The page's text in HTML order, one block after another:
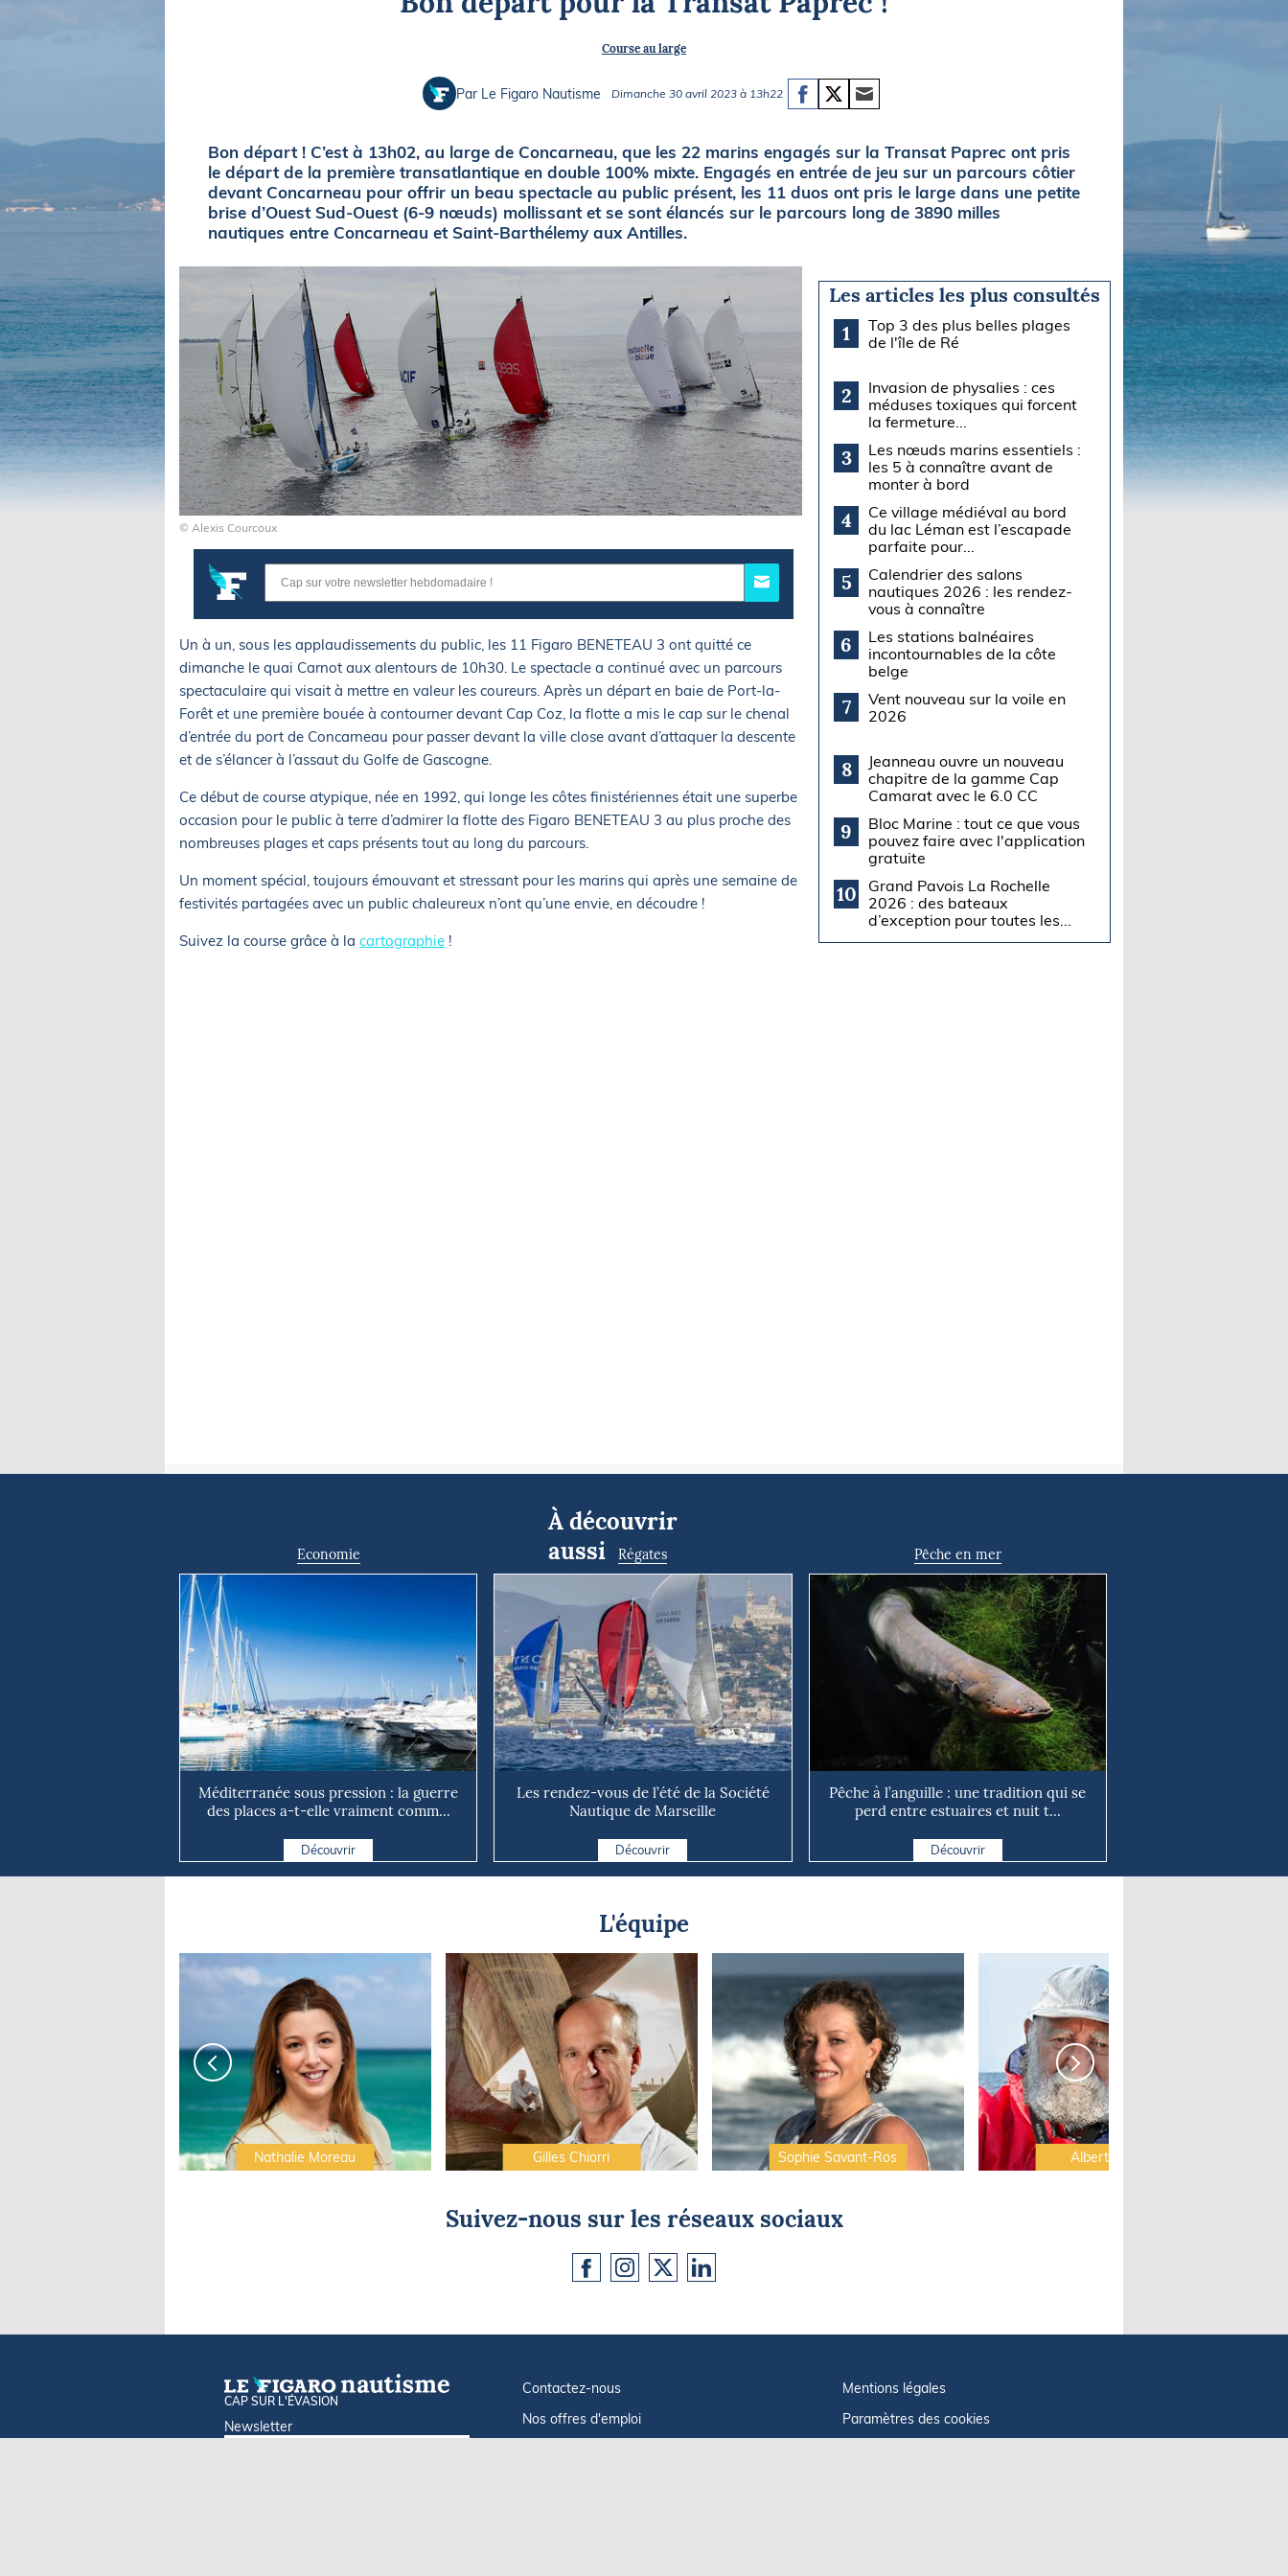
Plongée
Glisse
Briefings
Course au large
Par Le Figaro Nautisme Dimanche 30 avril 2023 à 13h22
Bon départ ! C’est à 13h02, au large de Concarneau, que les 22 marins engagés sur la Transat Paprec ont pris
le départ de la première transatlantique en double 100% mixte. Engagés en entrée de jeu sur un parcours côtier
devant Concarneau pour offrir un beau spectacle au public présent, les 11 duos ont pris le large dans une petite
brise d’Ouest Sud-Ouest (6-9 nœuds) mollissant et se sont élancés sur le parcours long de 3890 milles
nautiques entre Concarneau et Saint-Barthélemy aux Antilles.
© Alexis Courcoux
Un à un, sous les applaudissements du public, les 11 Figaro BENETEAU 3 ont quitté ce
dimanche le quai Carnot aux alentours de 10h30. Le spectacle a continué avec un parcours
spectaculaire qui visait à mettre en valeur les coureurs. Après un départ en baie de Port-la-
Forêt et une première bouée à contourner devant Cap Coz, la flotte a mis le cap sur le chenal
d’entrée du port de Concarneau pour passer devant la ville close avant d’attaquer la descente
et de s’élancer à l’assaut du Golfe de Gascogne.
Ce début de course atypique, née en 1992, qui longe les côtes finistériennes était une superbe
occasion pour le public à terre d’admirer la flotte des Figaro BENETEAU 3 au plus proche des
nombreuses plages et caps présents tout au long du parcours.
Un moment spécial, toujours émouvant et stressant pour les marins qui après une semaine de
festivités partagées avec un public chaleureux n’ont qu’une envie, en découdre !
Suivez la course grâce à la cartographie !
Les articles les plus consultés
1
Top 3 des plus belles plages
de l'île de Ré
2
Invasion de physalies : ces
méduses toxiques qui forcent
la fermeture...
3
Les nœuds marins essentiels :
les 5 à connaître avant de
monter à bord
4
Ce village médiéval au bord
du lac Léman est l’escapade
parfaite pour...
5
Calendrier des salons
nautiques 2026 : les rendez-
vous à connaître
6
Les stations balnéaires
incontournables de la côte
belge
7
Vent nouveau sur la voile en
2026
8
Jeanneau ouvre un nouveau
chapitre de la gamme Cap
Camarat avec le 6.0 CC
9
Bloc Marine : tout ce que vous
pouvez faire avec l'application
gratuite
10
Grand Pavois La Rochelle
2026 : des bateaux
d’exception pour toutes les...
À découvrir
aussi
Economie
Méditerranée sous pression : la guerre
des places a-t-elle vraiment comm...
Découvrir
Régates
Les rendez-vous de l’été de la Société
Nautique de Marseille
Découvrir
Pêche en mer
Pêche à l’anguille : une tradition qui se
perd entre estuaires et nuit t...
Découvrir
L'équipe
Nathalie Moreau Gilles Chiorri Sophie Savant-Ros Albert Brel
Suivez-nous sur les réseaux sociaux
CAP SUR L'ÉVASION
Newsletter
Contactez-nous
Nos offres d'emploi
Mentions légales
Paramètres des cookies